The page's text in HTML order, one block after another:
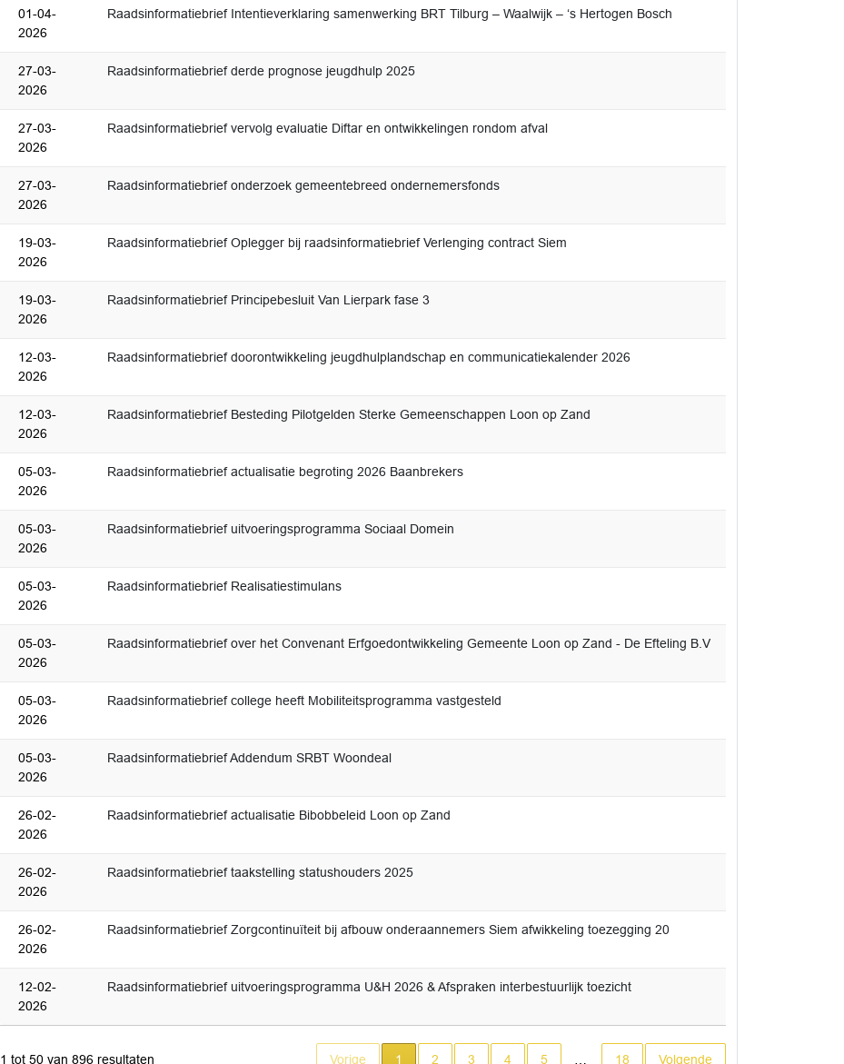
01-04-
2026
Raadsinformatiebrief Intentieverklaring samenwerking BRT Tilburg – Waalwijk – ‘s Hertogen Bosch
27-03-
2026
Raadsinformatiebrief derde prognose jeugdhulp 2025
27-03-
2026
Raadsinformatiebrief vervolg evaluatie Diftar en ontwikkelingen rondom afval
27-03-
2026
Raadsinformatiebrief onderzoek gemeentebreed ondernemersfonds
19-03-
2026
Raadsinformatiebrief Oplegger bij raadsinformatiebrief Verlenging contract Siem
19-03-
2026
Raadsinformatiebrief Principebesluit Van Lierpark fase 3
12-03-
2026
Raadsinformatiebrief doorontwikkeling jeugdhulplandschap en communicatiekalender 2026
12-03-
2026
Raadsinformatiebrief Besteding Pilotgelden Sterke Gemeenschappen Loon op Zand
05-03-
2026
Raadsinformatiebrief actualisatie begroting 2026 Baanbrekers
05-03-
2026
Raadsinformatiebrief uitvoeringsprogramma Sociaal Domein
05-03-
2026
Raadsinformatiebrief Realisatiestimulans
05-03-
2026
Raadsinformatiebrief over het Convenant Erfgoedontwikkeling Gemeente Loon op Zand - De Efteling B.V
05-03-
2026
Raadsinformatiebrief college heeft Mobiliteitsprogramma vastgesteld
05-03-
2026
Raadsinformatiebrief Addendum SRBT Woondeal
26-02-
2026
Raadsinformatiebrief actualisatie Bibobbeleid Loon op Zand
26-02-
2026
Raadsinformatiebrief taakstelling statushouders 2025
26-02-
2026
Raadsinformatiebrief Zorgcontinuïteit bij afbouw onderaannemers Siem afwikkeling toezegging 20
12-02-
2026
Raadsinformatiebrief uitvoeringsprogramma U&H 2026 & Afspraken interbestuurlijk toezicht
1 tot 50 van 896 resultaten Vorige 1 Huidige pagina
2 3 4 5 18 Volgende